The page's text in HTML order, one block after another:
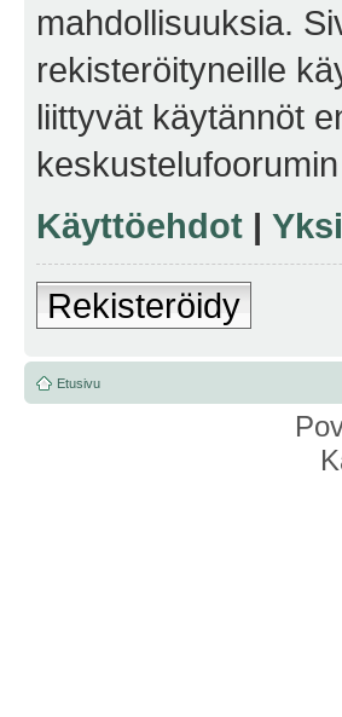
mahdollisuuksia.
rekisteröityneille
liittyvät käytännöt
Käyttöehdot |
Rekisteröidy
Etusivu